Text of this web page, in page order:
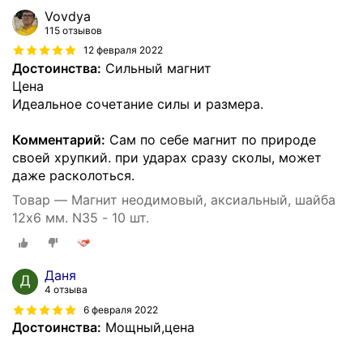
Vovdya
115 отзывов
12 февраля 2022
Достоинства: Сильный магнит
Цена
Идеальное сочетание силы и размера.
Комментарий: Сам по себе магнит по природе
своей хрупкий. при ударах сразу сколы, может
даже расколоться.
Товар — Магнит неодимовый, аксиальный, шайба
12х6 мм. N35 - 10 шт.
Даня
4 отзыва
6 февраля 2022
Достоинства: Мощный,цена